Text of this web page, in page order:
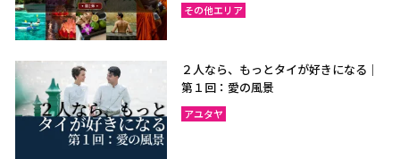
その他エリア
２人なら、もっとタイが好きになる｜
第１回：愛の風景
アユタヤ